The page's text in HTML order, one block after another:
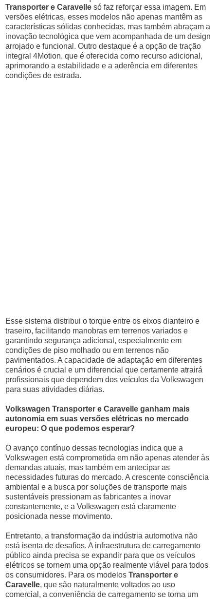
Transporter e Caravelle só faz reforçar essa imagem. Em
versões elétricas, esses modelos não apenas mantêm as
características sólidas conhecidas, mas também abraçam a
inovação tecnológica que vem acompanhada de um design
arrojado e funcional. Outro destaque é a opção de tração
integral 4Motion, que é oferecida como recurso adicional,
aprimorando a estabilidade e a aderência em diferentes
condições de estrada.
Esse sistema distribui o torque entre os eixos dianteiro e
traseiro, facilitando manobras em terrenos variados e
garantindo segurança adicional, especialmente em
condições de piso molhado ou em terrenos não
pavimentados. A capacidade de adaptação em diferentes
cenários é crucial e um diferencial que certamente atrairá
profissionais que dependem dos veículos da Volkswagen
para suas atividades diárias.
Volkswagen Transporter e Caravelle ganham mais
autonomia em suas versões elétricas no mercado
europeu: O que podemos esperar?
O avanço contínuo dessas tecnologias indica que a
Volkswagen está comprometida em não apenas atender às
demandas atuais, mas também em antecipar as
necessidades futuras do mercado. A crescente consciência
ambiental e a busca por soluções de transporte mais
sustentáveis pressionam as fabricantes a inovar
constantemente, e a Volkswagen está claramente
posicionada nesse movimento.
Entretanto, a transformação da indústria automotiva não
está isenta de desafios. A infraestrutura de carregamento
público ainda precisa se expandir para que os veículos
elétricos se tornem uma opção realmente viável para todos
os consumidores. Para os modelosTransporter e
Caravelle, que são naturalmente voltados ao uso
comercial, a conveniência de carregamento se torna um